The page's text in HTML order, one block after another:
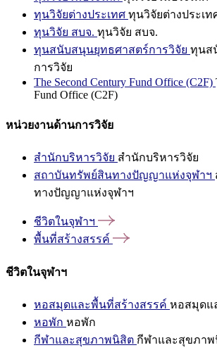
ทุนวิจัยต่างประเทศ ทุนวิจัยต่างประเท
ทุนวิจัย สบจ. ทุนวิจัย สบจ.
ทุนสนับสนุนยุทธศาสตร์การวิจัย ทุนส
การวิจัย
The Second Century Fund Office (C2F)
Fund Office (C2F)
หน่วยงานด้านการวิจัย
สำนักบริหารวิจัย สำนักบริหารวิจัย
สถาบันทรัพย์สินทางปัญญาแห่งจุฬาฯ
ทางปัญญาแห่งจุฬาฯ
ชีวิตในจุฬาฯ
พื้นที่สร้างสรรค์
ชีวิตในจุฬาฯ
หอสมุดและพื้นที่สร้างสรรค์ หอสมุดแ
หอพัก หอพัก
กีฬาและสุขภาพนิสิต กีฬาและสุขภา